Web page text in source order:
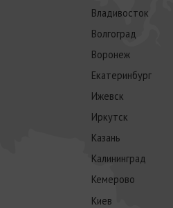
Владивосток
Волгоград
Воронеж
Екатеринбург
Ижевск
Иркутск
Казань
Калининград
Кемерово
Киев